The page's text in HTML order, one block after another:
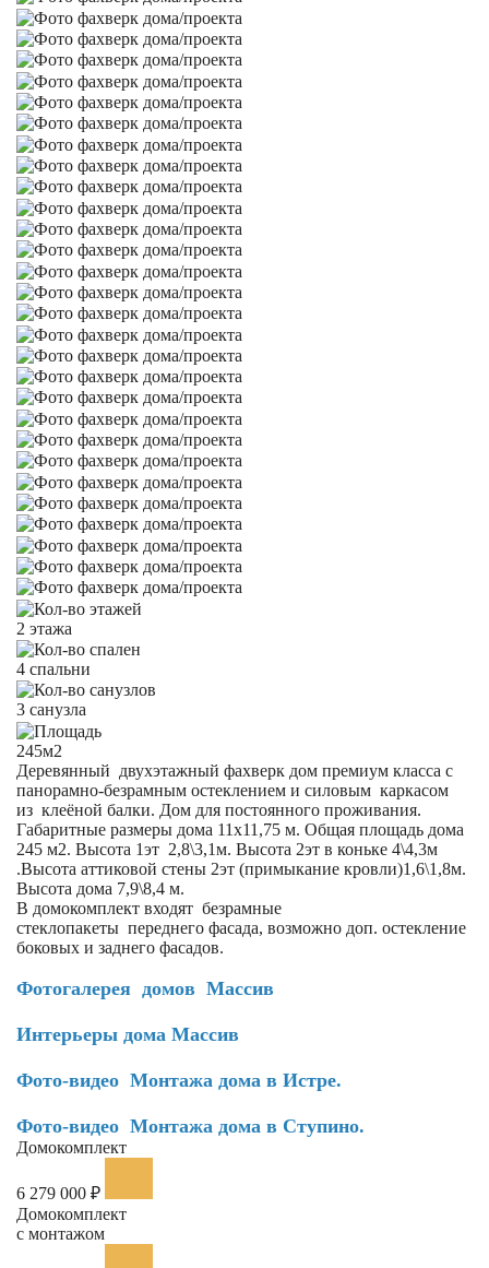
2 этажа
4 спальни
3 санузла
245м2
Деревянный двухэтажный фахверк дом премиум класса с
панорамно-безрамным остеклением и силовым каркасом
из клеёной балки. Дом для постоянного проживания.
Габаритные размеры дома 11х11,75 м. Общая площадь дома
245 м2. Высота 1эт 2,8\3,1м. Высота 2эт в коньке 4\4,3м
.Высота аттиковой стены 2эт (примыкание кровли)1,6\1,8м.
Высота дома 7,9\8,4 м.
В домокомплект входят безрамные
стеклопакеты переднего фасада, возможно доп. остекление
боковых и заднего фасадов.
Фотогалерея домов Массив
Интерьеры дома Массив
Фото-видео Монтажа дома в Истре.
Фото-видео Монтажа дома в Ступино.
Домокомплект
6 279 000 ₽
Домокомплект
с монтажом